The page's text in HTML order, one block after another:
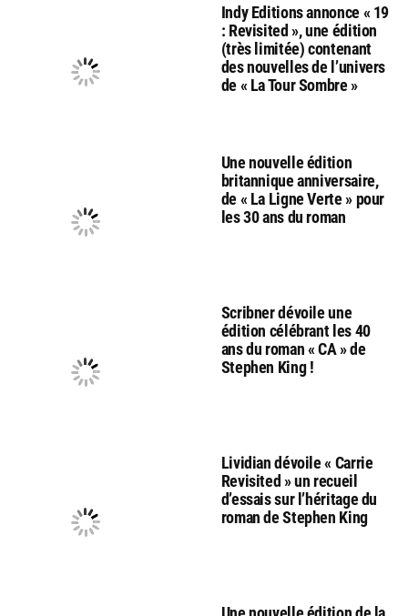
Indy Editions annonce « 19
: Revisited », une édition
(très limitée) contenant
des nouvelles de l’univers
de « La Tour Sombre »
Une nouvelle édition
britannique anniversaire,
de « La Ligne Verte » pour
les 30 ans du roman
Scribner dévoile une
édition célébrant les 40
ans du roman « CA » de
Stephen King !
Lividian dévoile « Carrie
Revisited » un recueil
d’essais sur l’héritage du
roman de Stephen King